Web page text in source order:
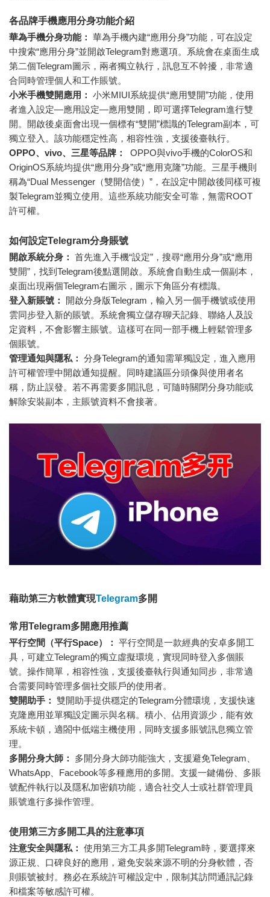
各品牌手機應用分身功能介紹
華為手機分身功能： 華為手機內建“應用分身”功能，可在設定
中搜索“應用分身”並開啟Telegram對應選項。系統會在桌面生成
第二個Telegram圖示，兩者獨立執行，訊息互不幹擾，非常適
合同時管理個人和工作賬​​號。
小米手機雙開應用： 小米MIUI系統提供“應用雙開”功能，使用
者進入設定—應用設定—應用雙開，即可選擇Telegram進行雙
開。開啟後桌面會出現一個標有“雙開”標識的Telegram副本，可
獨立登入。該功能穩定性高，相容性強，支援後臺執行。
OPPO、vivo、三星等品牌：
OPPO與vivo手機的ColorOS和
OriginOS系統均提供“應用分身”或“應用克隆”功能。三星手機則
稱為“Dual Messenger（雙開信使）”，在設定中開啟後同樣可複
製Telegram並獨立使用。這些系統功能安全可靠，無需ROOT
許可權。
如何設定Telegram分身賬號
開啟系統分身： 首先進入手機“設定”，搜尋“應用分身”或“應用
雙開”，找到Telegram後點選開啟。系統會自動生成一個副本，
桌面出現兩個Telegram右圖示，圖示下角區分有標識。
登入新賬號：
開啟分身版Telegram，輸入另一個手機號或使用
雲同步登入新的賬號。系統會獨立儲存聊天記錄、聯絡人及設
定資料，不會影響主賬號。這樣可在同一部手機上輕鬆管理多
個賬號。
管理通知與隱私： 分身Telegram的通知需單獨設定，進入應用
許可權管理中開啟通知提醒。同時建議區分頭像與使用者名
稱，防止誤發。若不再需要多開訊息，可隨時關閉分身功能或
解除安裝副本，主賬號資料不會接著。
藉助第三方軟體實現Telegram多開
常用Telegram多開應用推薦
平行空間（平行Space）： 平行空間是一款經典的安卓多開工
具，可建立Telegram的獨立虛擬環境，實現同時登入多個賬
號。操作簡單，相容性強，支援後臺執行與通知同步，非常適
合需要同時管理多個社交賬戶的使用者。
雙開助手： 雙開助手提供穩定的Telegram分體環境，支援快速
克隆應用並單獨設定圖示與名稱。積小、佔用資源少，能有效
系統卡頓，適閤中低端主機使用，同時支援多賬號訊息獨立管
理。
多開分身大師：
多開分身大師功能強大，支援避免Telegram、
WhatsApp、Facebook等多種應用的多開。支援一鍵備份、多賬
號配件執行以及隱私加密鎖功能，適合社交人士或社群管理員
賬號進行多操作管理。
使用第三方多開工具的注意事項
注意安全與隱私： 使用第三方工具多開Telegram時，要選擇來
源正規、口碑良好的應用，避免安裝來源不明的分身軟體，否
則賬號被封。務必在系統許可權設定中，限制其訪問通訊記錄
和檔案等敏感許可權。